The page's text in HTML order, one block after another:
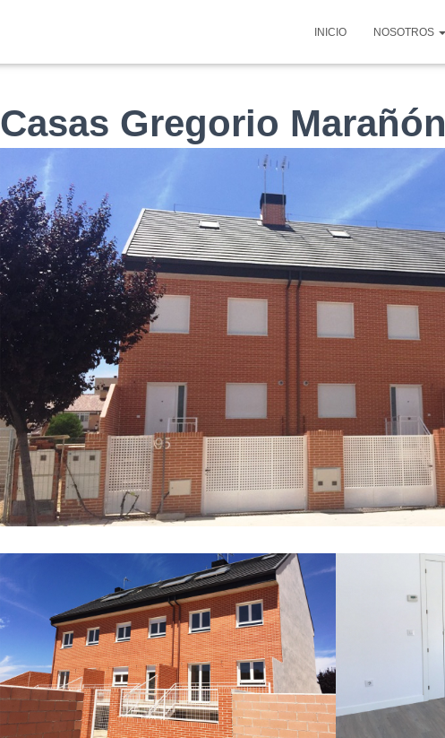
INICIO NOSOTROS
Casas Gregorio Marañón